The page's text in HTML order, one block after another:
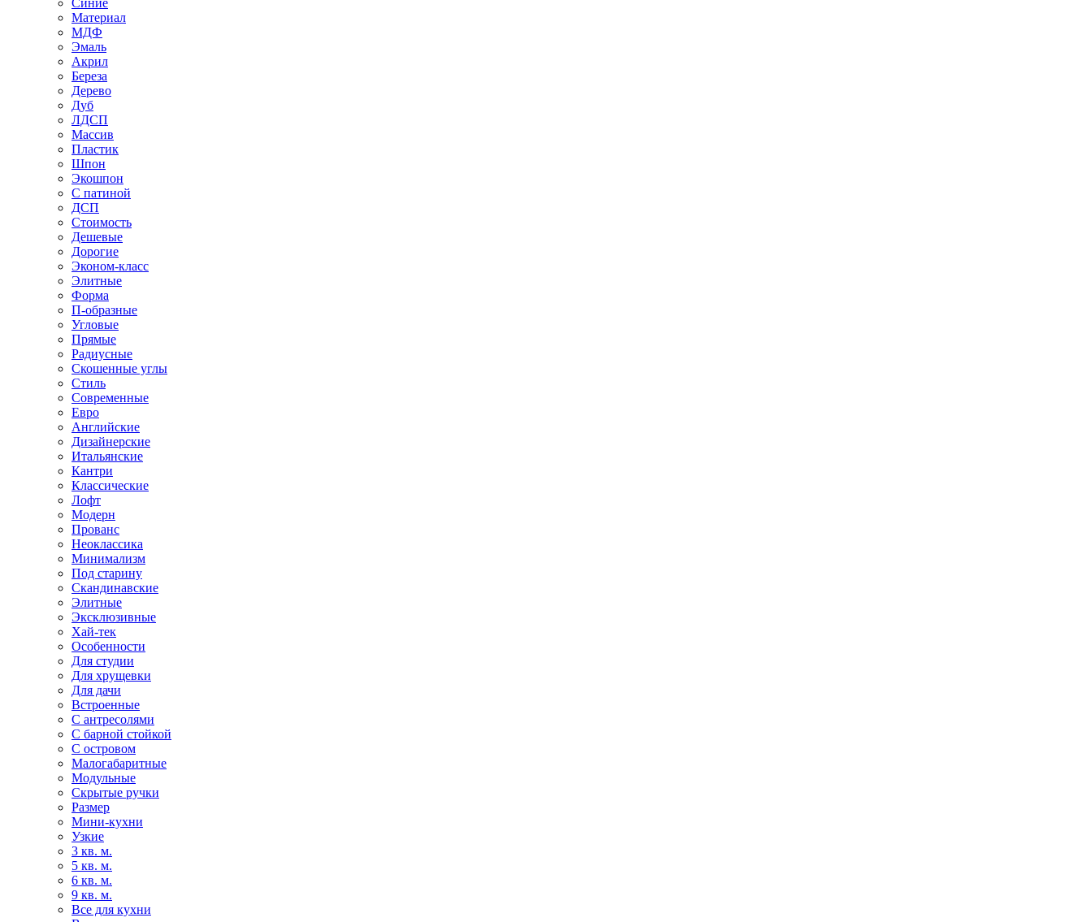
Материал
МДФ
Эмаль
Акрил
Береза
Дерево
Дуб
ЛДСП
Массив
Пластик
Шпон
Экошпон
С патиной
ДСП
Стоимость
Дешевые
Дорогие
Эконом-класс
Элитные
Форма
П-образные
Угловые
Прямые
Радиусные
Скошенные углы
Стиль
Современные
Евро
Английские
Дизайнерские
Итальянские
Кантри
Классические
Лофт
Модерн
Прованс
Неоклассика
Минимализм
Под старину
Скандинавские
Элитные
Эксклюзивные
Хай-тек
Особенности
Для студии
Для хрущевки
Для дачи
Встроенные
С антресолями
С барной стойкой
С островом
Малогабаритные
Модульные
Скрытые ручки
Размер
Мини-кухни
Узкие
3 кв. м.
5 кв. м.
6 кв. м.
9 кв. м.
Все для кухни